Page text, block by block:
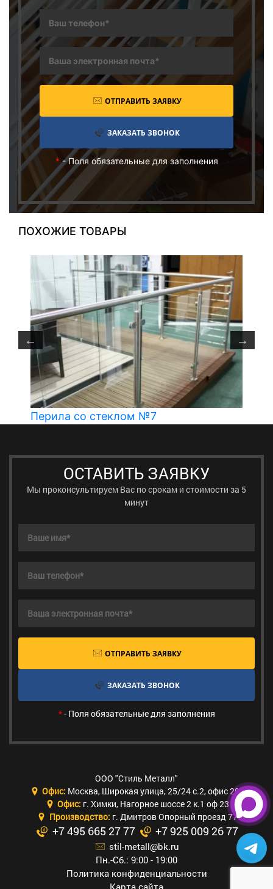
ОТПРАВИТЬ ЗАЯВКУ
ЗАКАЗАТЬ ЗВОНОК
*- Поля обязательные для заполнения
ПОХОЖИЕ ТОВАРЫ
Перила со стеклом №7
ОСТАВИТЬ ЗАЯВКУ
Мы проконсультируем Вас по срокам и стоимости за 5
минут
ОТПРАВИТЬ ЗАЯВКУ
ЗАКАЗАТЬ ЗВОНОК
*- Поля обязательные для заполнения
ООО "Стиль Металл"
Офис: Москва, Широкая улица, 25/24 с.2, офис 205
Офис: г. Химки, Нагорное шоссе 2 к.1 оф 23
Производство: г. Дмитров Опорный проезд 77
+7 495 665 27 77 +7 925 009 26 77
stil-metall@bk.ru
Пн.-Сб.: 9:00 - 19:00
Политика конфиденциальности
Карта сайта